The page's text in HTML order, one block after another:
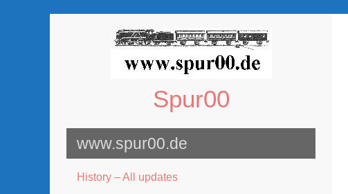
Spur00
www.spur00.de
History – All updates